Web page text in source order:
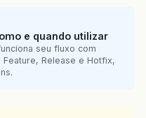
e quando utilizar
seu fluxo com
Release e Hotfix,